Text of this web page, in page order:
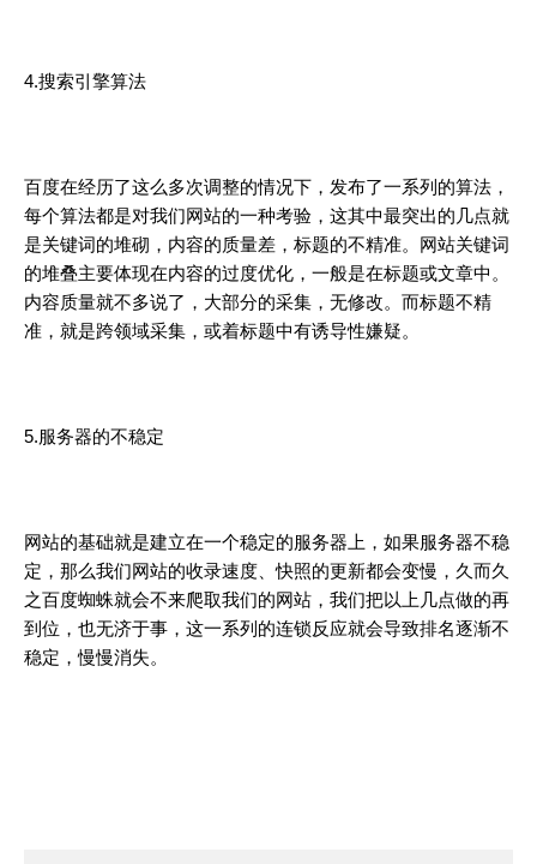
4.搜索引擎算法
百度在经历了这么多次调整的情况下，发布了一系列的算法，
每个算法都是对我们网站的一种考验，这其中最突出的几点就
是关键词的堆砌，内容的质量差，标题的不精准。网站关键词
的堆叠主要体现在内容的过度优化，一般是在标题或文章中。
内容质量就不多说了，大部分的采集，无修改。而标题不精
准，就是跨领域采集，或着标题中有诱导性嫌疑。
5.服务器的不稳定
网站的基础就是建立在一个稳定的服务器上，如果服务器不稳
定，那么我们网站的收录速度、快照的更新都会变慢，久而久
之百度蜘蛛就会不来爬取我们的网站，我们把以上几点做的再
到位，也无济于事，这一系列的连锁反应就会导致排名逐渐不
稳定，慢慢消失。